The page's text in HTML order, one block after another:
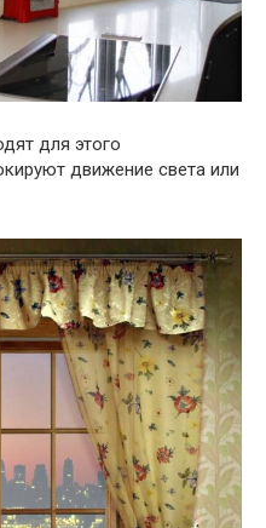
для этого
движение света или